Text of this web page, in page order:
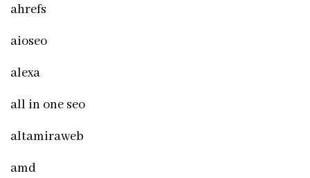
ahrefs
aioseo
alexa
all in one seo
altamiraweb
amd